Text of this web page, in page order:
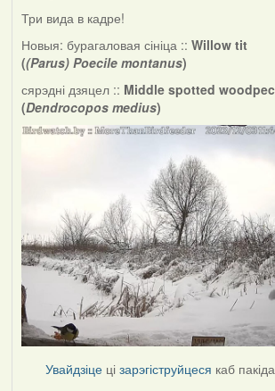
Три вида в кадре!
Новыя: бурагаловая сініца :: Willow tit
((Parus) Poecile montanus)
сярэдні дзяцел :: Middle spotted
(Dendrocopos medius)
Увайдзіце цізарэгіструйцеся каб